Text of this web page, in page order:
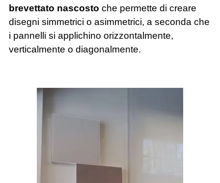
brevettato nascosto che permette di creare
disegni simmetrici o asimmetrici, a seconda che
i pannelli si applichino orizzontalmente,
verticalmente o diagonalmente.